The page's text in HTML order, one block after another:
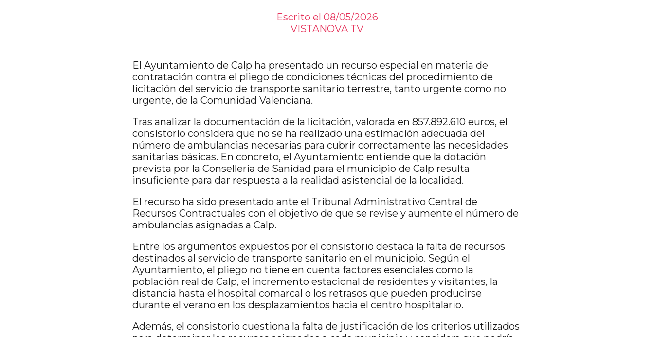
Escrito el 08/05/2026
VISTANOVA TV
El Ayuntamiento de Calp ha presentado un recurso especial en materia de
contratación contra el pliego de condiciones técnicas del procedimiento de
licitación del servicio de transporte sanitario terrestre, tanto urgente como no
urgente, de la Comunidad Valenciana.
Tras analizar la documentación de la licitación, valorada en 857.892.610 euros, el
consistorio considera que no se ha realizado una estimación adecuada del
número de ambulancias necesarias para cubrir correctamente las necesidades
sanitarias básicas. En concreto, el Ayuntamiento entiende que la dotación
prevista por la Conselleria de Sanidad para el municipio de Calp resulta
insuficiente para dar respuesta a la realidad asistencial de la localidad.
El recurso ha sido presentado ante el Tribunal Administrativo Central de
Recursos Contractuales con el objetivo de que se revise y aumente el número de
ambulancias asignadas a Calp.
Entre los argumentos expuestos por el consistorio destaca la falta de recursos
destinados al servicio de transporte sanitario en el municipio. Según el
Ayuntamiento, el pliego no tiene en cuenta factores esenciales como la
población real de Calp, el incremento estacional de residentes y visitantes, la
distancia hasta el hospital comarcal o los retrasos que pueden producirse
durante el verano en los desplazamientos hacia el centro hospitalario.
Además, el consistorio cuestiona la falta de justificación de los criterios utilizados